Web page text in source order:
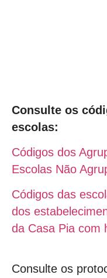
Consulte os
escolas:
Códigos dos
Escolas Não
Códigos das
dos
da Casa Pia com
Consulte os